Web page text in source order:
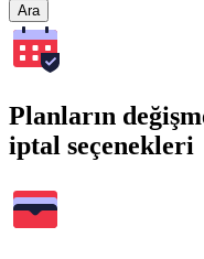
Ara
Planların
iptal seçenekleri